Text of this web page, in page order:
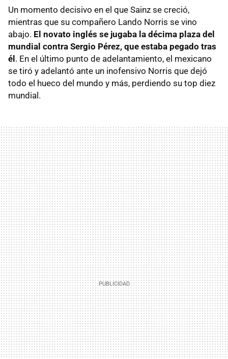
Un momento decisivo en el que Sainz se creció,
mientras que su compañero Lando Norris se vino
abajo. El novato inglés se jugaba la décima plaza del
mundial contra Sergio Pérez, que estaba pegado tras
él . En el último punto de adelantamiento, el mexicano
se tiró y adelantó ante un inofensivo Norris que dejó
todo el hueco del mundo y más, perdiendo su top diez
mundial.